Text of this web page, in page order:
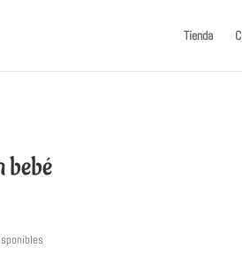
Tienda
bebé